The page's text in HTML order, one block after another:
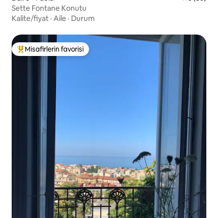
Sette Fontane Konutu
Kalite/fiyat · Aile · Durum
Misafirlerin favorilerinden en beğenilenler arasında
Misafirlerin favorisi